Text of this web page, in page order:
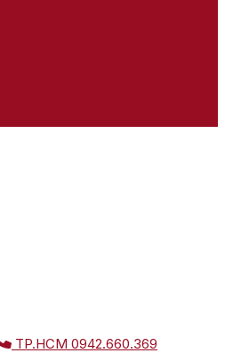
TP.HCM 0942.660.369